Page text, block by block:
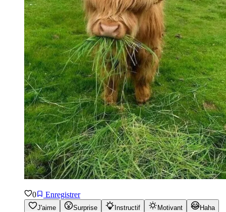
0 Enregistrer
J'aime Surprise Instructif Motivant
Haha